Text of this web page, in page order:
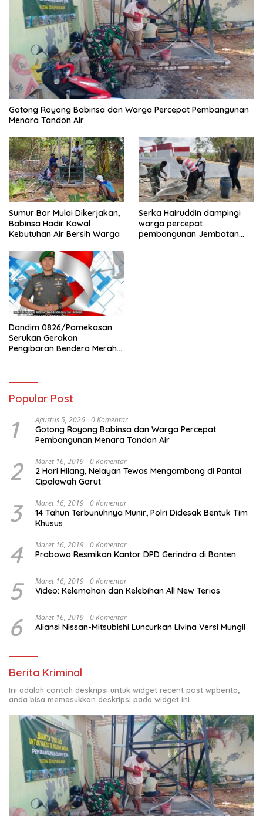
Gotong Royong Babinsa dan Warga Percepat Pembangunan
Menara Tandon Air
Sumur Bor Mulai Dikerjakan,
Babinsa Hadir Kawal
Kebutuhan Air Bersih Warga
Serka Hairuddin dampingi
warga percepat
pembangunan Jembatan
Dandim 0826/Pamekasan
Serukan Gerakan
Pengibaran Bendera Merah
Popular Post
1 Agustus 5, 2026 0 Komentar
Gotong Royong Babinsa dan Warga Percepat
Pembangunan Menara Tandon Air
2 Maret 16, 2019 0 Komentar
2 Hari Hilang, Nelayan Tewas Mengambang di Pantai
Cipalawah Garut
3 Maret 16, 2019 0 Komentar
14 Tahun Terbunuhnya Munir, Polri Didesak Bentuk Tim
Khusus
4 Maret 16, 2019 0 Komentar
Prabowo Resmikan Kantor DPD Gerindra di Banten
5 Maret 16, 2019 0 Komentar
Video: Kelemahan dan Kelebihan All New Terios
6 Maret 16, 2019 0 Komentar
Aliansi Nissan-Mitsubishi Luncurkan Livina Versi Mungil
Berita Kriminal
Ini adalah contoh deskripsi untuk widget recent post wpberita,
anda bisa memasukkan deskripsi pada widget ini.